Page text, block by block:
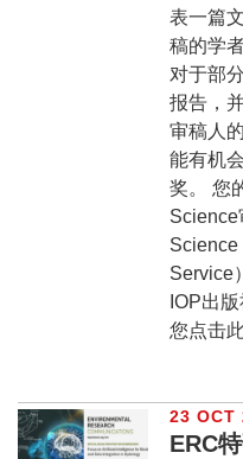
表一篇
稿的学
对于部
报告，
审稿人
能有机
奖。 您
Science
Service
IOP出
您点击
23 OCT
ERC